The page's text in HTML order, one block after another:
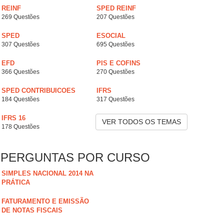
REINF
269 Questões
SPED REINF
207 Questões
SPED
307 Questões
ESOCIAL
695 Questões
EFD
366 Questões
PIS E COFINS
270 Questões
SPED CONTRIBUICOES
184 Questões
IFRS
317 Questões
IFRS 16
178 Questões
VER TODOS OS TEMAS
PERGUNTAS POR CURSO
SIMPLES NACIONAL 2014 NA
PRÁTICA
FATURAMENTO E EMISSÃO
DE NOTAS FISCAIS